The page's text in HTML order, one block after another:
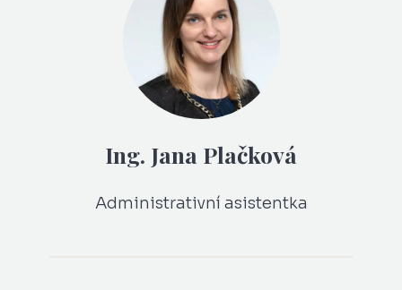
Ing. Jana Plačková
Administrativní asistentka